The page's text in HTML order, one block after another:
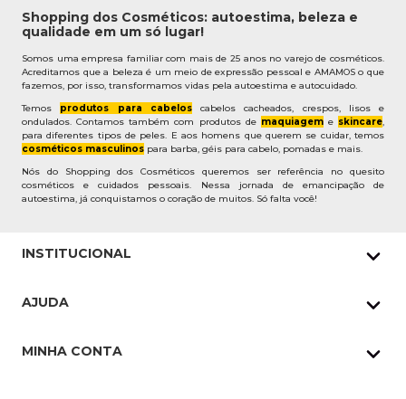
Shopping dos Cosméticos: autoestima, beleza e
qualidade em um só lugar!
Somos uma empresa familiar com mais de 25 anos no varejo de cosméticos.
Acreditamos que a beleza é um meio de expressão pessoal e AMAMOS o que
fazemos, por isso, transformamos vidas pela autoestima e autocuidado.
Temos produtos para cabeloscabelos cacheados, crespos, lisos e
ondulados. Contamos também com produtos de maquiageme skincare,
para diferentes tipos de peles. E aos homens que querem se cuidar, temos
cosméticos masculinos para barba, géis para cabelo, pomadas e mais.
Nós do Shopping dos Cosméticos queremos ser referência no quesito
cosméticos e cuidados pessoais. Nessa jornada de emancipação de
autoestima, já conquistamos o coração de muitos. Só falta você!
INSTITUCIONAL
Pedidos Whatsapp
AJUDA
MINHA CONTA